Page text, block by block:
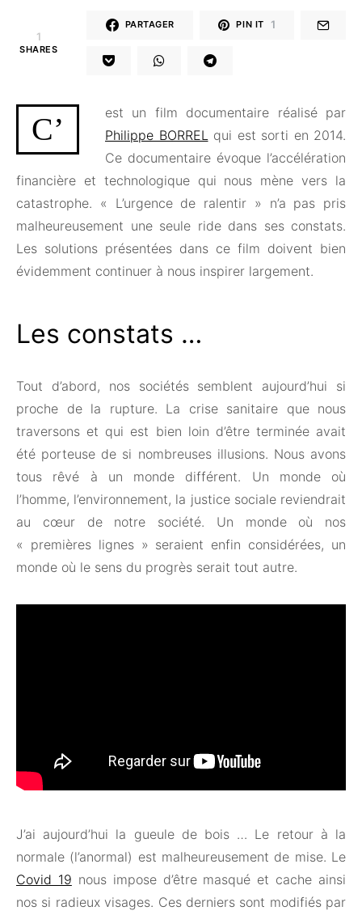
1
SHARES
PARTAGER PIN IT 1
C’
est un film documentaire réalisé par
Philippe BORREL
qui est sorti en 2014.
Ce documentaire évoque l’accélération
financière et technologique qui nous mène vers la
catastrophe. « L’urgence de ralentir » n’a pas pris
malheureusement une seule ride dans ses constats.
Les solutions présentées dans ce film doivent bien
évidemment continuer à nous inspirer largement.
Les constats …
Tout d’abord, nos sociétés semblent aujourd’hui si
proche de la rupture. La crise sanitaire que nous
traversons et qui est bien loin d’être terminée avait
été porteuse de si nombreuses illusions. Nous avons
tous rêvé à un monde différent. Un monde où
l’homme, l’environnement, la justice sociale reviendrait
au cœur de notre société. Un monde où nos
« premières lignes » seraient enfin considérées, un
monde où le sens du progrès serait tout autre.
J’ai aujourd’hui la gueule de bois … Le retour à la
normale (l’anormal) est malheureusement de mise. Le
Covid 19 nous impose d’être masqué et cache ainsi
nos si radieux visages. Ces derniers sont modifiés par